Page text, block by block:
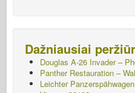
Dažniausiai
Douglas A-26 Invader –
Panther Restauration –
Leichter